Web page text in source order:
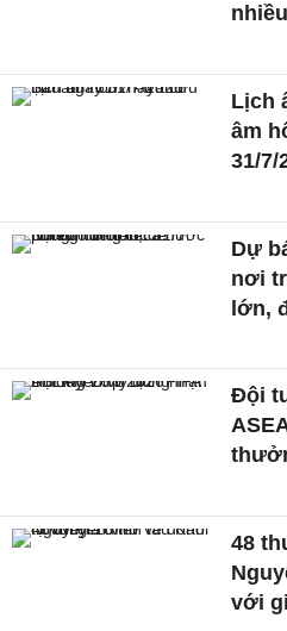
Lịch
âm
31/7/
Dự
nơi
lớn,
Đội
48
với